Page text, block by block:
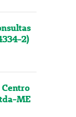
2)
Centro
ME